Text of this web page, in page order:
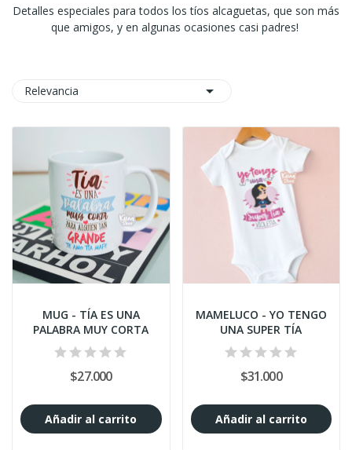
Detalles especiales para todos los tíos alcaguetas, que son más
que amigos, y en algunas ocasiones casi padres!
Relevancia 
MUG - TÍA ES UNA
PALABRA MUY CORTA
$27.000
Añadir al carrito
MAMELUCO - YO TENGO
UNA SUPER TÍA
$31.000
Añadir al carrito